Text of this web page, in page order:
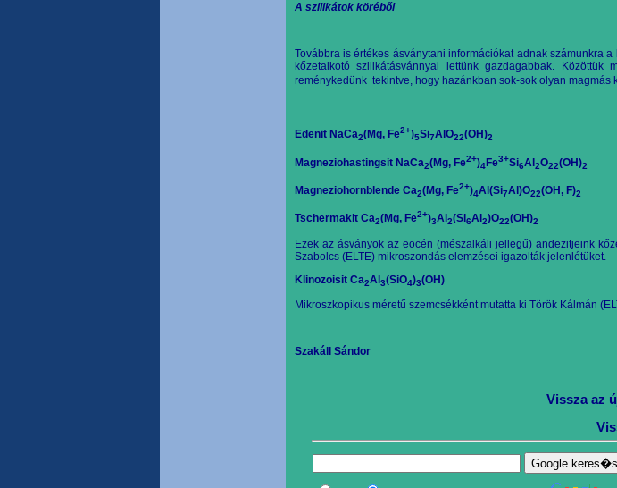
A szilikátok köréből
Továbbra is értékes ásványtani információkat adnak számunkra
kőzetalkotó szilikátásvánnyal lettünk gazdagabbak.
reménykedünk tekintve, hogy hazánkban sok-sok olyan
Edenit NaCa2(Mg, Fe2+)5Si7AlO22(OH)2
Magneziohastingsit NaCa2(Mg, Fe2+)4Fe3+Si6Al2O22(OH)2
Magneziohornblende Ca2(Mg, Fe2+)4Al(Si7Al)O22(OH, F)2
Tschermakit Ca2(Mg, Fe2+)3Al 2(Si6Al 2)O22(OH)2
Ezek az ásványok az eocén (mészalkáli jellegű) andezitjeink
Szabolcs (ELTE) mikroszondás elemzései igazolták jelenlétüket.
Klinozoisit Ca2Al3(SiO4)3(OH)
Mikroszkopikus méretű szemcsékként mutatta ki Török Kálmán
Szakáll Sándor
Vissza az